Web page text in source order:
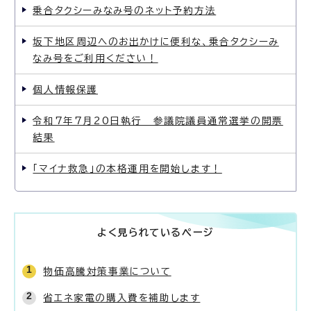
乗合タクシーみなみ号のネット予約方法
坂下地区周辺へのお出かけに便利な、乗合タクシーみ
なみ号をご利用ください！
個人情報保護
令和7年7月20日執行 参議院議員通常選挙の開票
結果
「マイナ救急」の本格運用を開始します！
よく見られているページ
物価高騰対策事業について
省エネ家電の購入費を補助します